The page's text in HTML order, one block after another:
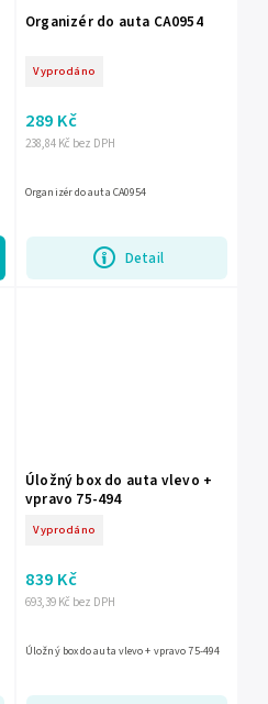
Organizér do auta CA0954
Vyprodáno
238,84 Kč bez DPH
289 Kč
Detail
Organizér do auta CA0954
Úložný box do auta vlevo +
vpravo 75-494
Vyprodáno
693,39 Kč bez DPH
839 Kč
Úložný box do auta vlevo + vpravo 75-494